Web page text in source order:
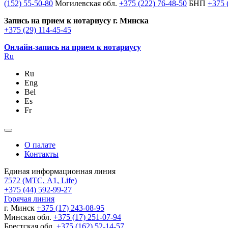
(152) 55-50-80 Могилевская обл. +375 (222) 76-48-50 БНП +375
Запись на прием к нотариусу г. Минска
+375 (29) 114-45-45
Онлайн-запись на прием к нотариусу
Ru
Ru
Eng
Bel
Es
Fr
О палате
Контакты
Единая информационная линия
7572 (МТС, A1, Life)
+375 (44) 592-99-27
Горячая линия
г. Минск +375 (17) 243-08-95
Минская обл. +375 (17) 251-07-94
Брестская обл. +375 (162) 52-14-57